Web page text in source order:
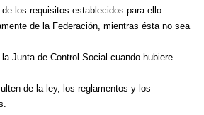
los requisitos establecidos para ello.
de la Federación, mientras ésta no sea
Junta de Control Social cuando hubiere
de la ley, los reglamentos y los